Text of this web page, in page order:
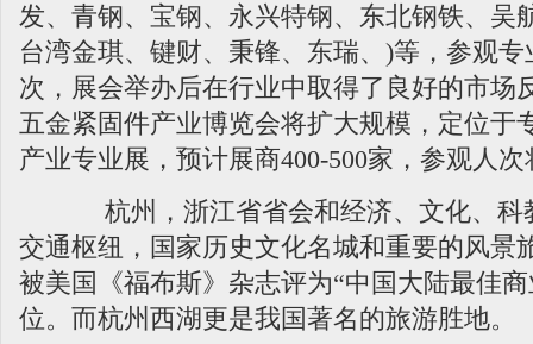
发、青钢、宝钢、永兴特钢、东北钢铁、吴
台湾金琪、键财、秉锋、东瑞、)等，参观专
次，展会举办后在行业中取得了良好的市场
五金紧固件产业博览会将扩大规模，定位于
产业专业展，预计展商400-500家，参观人次
杭州，浙江省省会和经济、文化、科
交通枢纽，国家历史文化名城和重要的风景
被美国《福布斯》杂志评为“中国大陆最佳
位。而杭州西湖更是我国著名的旅游胜地。